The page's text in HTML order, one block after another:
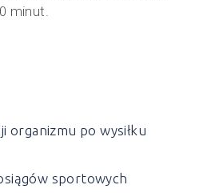
minut.
organizmu po wysiłku
sportowych